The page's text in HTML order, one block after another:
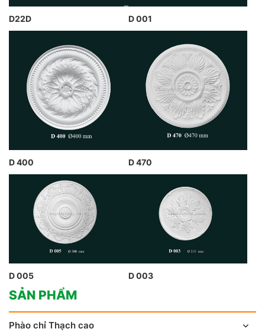
D22D D 001
D 400 D 470
D 005 D 003
SẢN PHẨM
Phào chỉ Thạch cao